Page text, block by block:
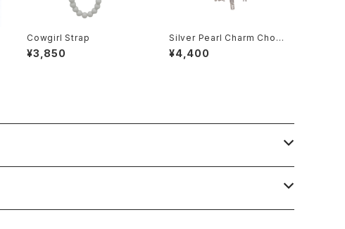
Cowgirl Strap
¥3,850
Silver Pearl Charm Chok
er
¥4,400